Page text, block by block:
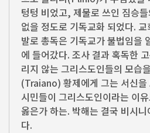
텅텅 비었고, 제물로 쓰인 짐승
없을 정도로 기독교화 되었다.
발로 총독은 기독교가 불법임을
에 들어갔다. 조사 결과 혹독한
리지 않는 그리스도인들의 모습
(Traiano) 황제에게 그는 서신을
시민들이 그리스도인이라는 이
옳은가 하는. 박해는 결국 비시
다.